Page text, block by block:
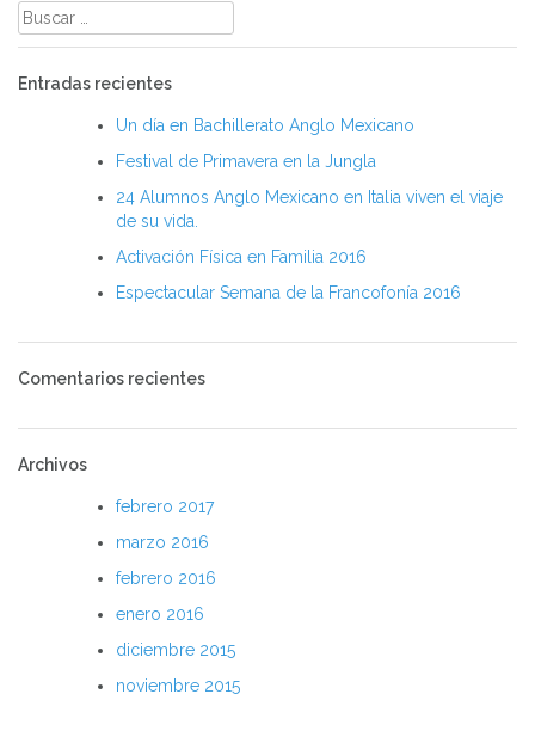
Buscar:
Entradas recientes
Un día en Bachillerato Anglo Mexicano
Festival de Primavera en la Jungla
24 Alumnos Anglo Mexicano en Italia viven el viaje
de su vida.
Activación Física en Familia 2016
Espectacular Semana de la Francofonía 2016
Comentarios recientes
Archivos
febrero 2017
marzo 2016
febrero 2016
enero 2016
diciembre 2015
noviembre 2015